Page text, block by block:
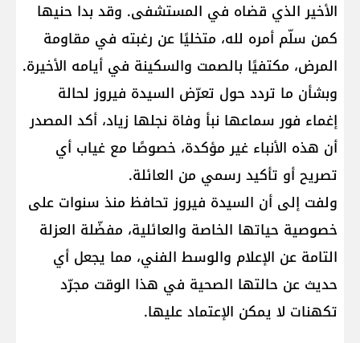
الأخير الذي قضاه في المستشفى. وقد بدا حنيها
كمن سلّم أمره لله، متخليًا عن رغبته في مقاومة
المرض، مكتفيًا بالصمت والسكينة في أيامه الأخيرة.
وبشأن ما تردد حول تعرّض السيدة فيروز لحالة
إغماء فور سماعها نبأ وفاة نجلها زياد، أكد المصدر
أن هذه الأنباء غير مؤكدة، خصوصًا مع غياب أي
تصريح أو تأكيد رسمي من العائلة.
ولفت إلى أن السيدة فيروز تحافظ منذ سنوات على
خصوصية حياتها الخاصة والعائلية، مفضّلة العزلة
التامة عن الإعلام والوسط الفني، مما يجعل أي
حديث عن حالتها الصحية في هذا الوقت مجرّد
تكهنات لا يمكن الإعتماد عليها.